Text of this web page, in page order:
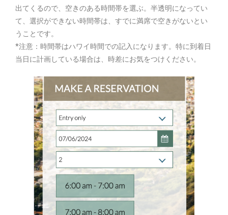
出てくるので、空きのある時間帯を選ぶ。半透明になってい
て、選択ができない時間帯は、すでに満席で空きがないとい
うことです。
*注意：時間帯はハワイ時間での記入になります。特に到着日
当日に計画している場合は、時差にお気をつけください。